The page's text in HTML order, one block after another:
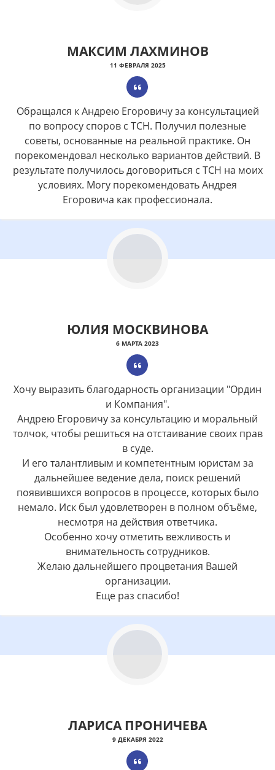
МАКСИМ ЛАХМИНОВ
11 ФЕВРАЛЯ 2025
Обращался к Андрею Егоровичу за консультацией
по вопросу споров с ТСН. Получил полезные
советы, основанные на реальной практике. Он
порекомендовал несколько вариантов действий. В
результате получилось договориться с ТСН на моих
условиях. Могу порекомендовать Андрея
Егоровича как профессионала.
ЮЛИЯ МОСКВИНОВА
6 МАРТА 2023
Хочу выразить благодарность организации "Ордин
и Компания".
Андрею Егоровичу за консультацию и моральный
толчок, чтобы решиться на отстаивание своих прав
в суде.
И его талантливым и компетентным юристам за
дальнейшее ведение дела, поиск решений
появившихся вопросов в процессе, которых было
немало. Иск был удовлетворен в полном объёме,
несмотря на действия ответчика.
Особенно хочу отметить вежливость и
внимательность сотрудников.
Желаю дальнейшего процветания Вашей
организации.
Еще раз спасибо!
ЛАРИСА ПРОНИЧЕВА
9 ДЕКАБРЯ 2022